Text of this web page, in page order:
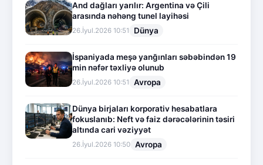
And dağları yarılır: Argentina və Çili
arasında nəhəng tunel layihəsi
26.İyul.2026 10:51 Dünya
İspaniyada meşə yanğınları səbəbindən 19
min nəfər təxliyə olunub
26.İyul.2026 10:51 Avropa
Dünya birjaları korporativ hesabatlara
fokuslanıb: Neft və faiz dərəcələrinin təsiri
altında cari vəziyyət
26.İyul.2026 10:50 Avropa